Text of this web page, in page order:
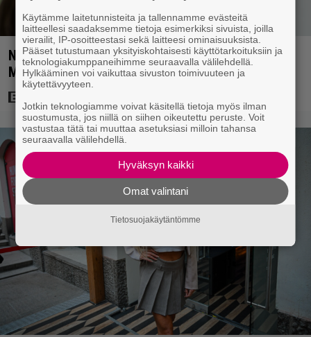
Nyt Netflixissä: 180 miljoonan toimintaseikkailu –
Margot Robbie vei seksikohtauksen liian pitkälle
Käytämme laitetunnisteita ja tallennamme evästeitä
laitteellesi saadaksemme tietoja esimerkiksi sivuista, joilla
vierailit, IP-osoitteestasi sekä laitteesi ominaisuuksista.
Pääset tutustumaan yksityiskohtaisesti käyttötarkoituksiin ja
teknologiakumppaneihimme seuraavalla välilehdellä.
Hylkääminen voi vaikuttaa sivuston toimivuuteen ja
käytettävyyteen.
Jotkin teknologiamme voivat käsitellä tietoja myös ilman
suostumusta, jos niillä on siihen oikeutettu peruste. Voit
vastustaa tätä tai muuttaa asetuksiasi milloin tahansa
seuraavalla välilehdellä.
Hyväksyn kaikki
Omat valintani
Tietosuojakäytäntömme